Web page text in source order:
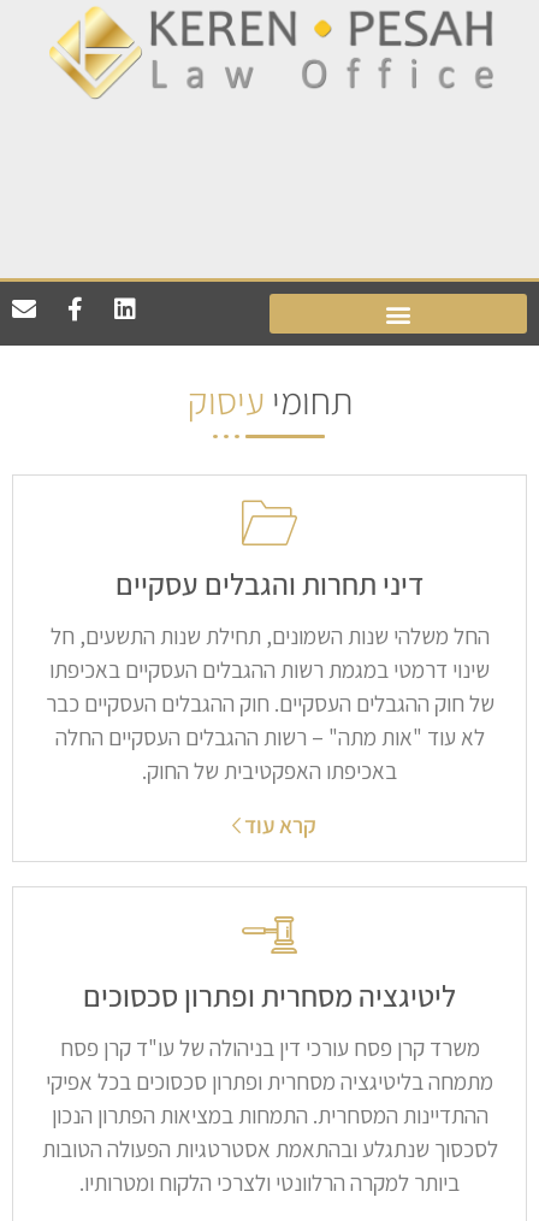
תחומי עיסוק
דיני תחרות והגבלים עסקיים
החל משלהי שנות השמונים, תחילת שנות התשעים, חל
שינוי דרמטי במגמת רשות ההגבלים העסקיים באכיפתו
של חוק ההגבלים העסקיים. חוק ההגבלים העסקיים כבר
לא עוד "אות מתה" – רשות ההגבלים העסקיים החלה
באכיפתו האפקטיבית של החוק.
קרא עוד
ליטיגציה מסחרית ופתרון סכסוכים​
משרד קרן פסח עורכי דין בניהולה של עו"ד קרן פסח
מתמחה בליטיגציה מסחרית ופתרון סכסוכים בכל אפיקי
ההתדיינות המסחרית. התמחות במציאות הפתרון הנכון
לסכסוך שנתגלע ובהתאמת אסטרטגיות הפעולה הטובות
ביותר למקרה הרלוונטי ולצרכי הלקוח ומטרותיו.